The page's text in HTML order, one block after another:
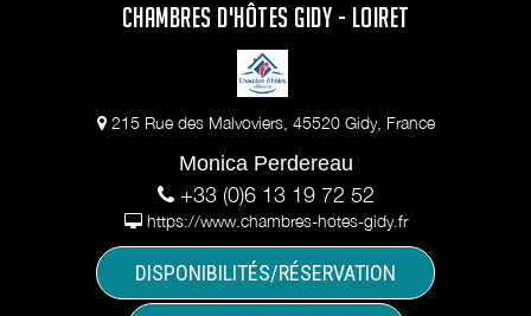
CHAMBRES D'HÔTES GIDY - LOIRET
215 Rue des Malvoviers, 45520 Gidy, France
Monica Perdereau
+33 (0)6 13 19 72 52
https://www.chambres-hotes-gidy.fr
DISPONIBILITÉS/RÉSERVATION